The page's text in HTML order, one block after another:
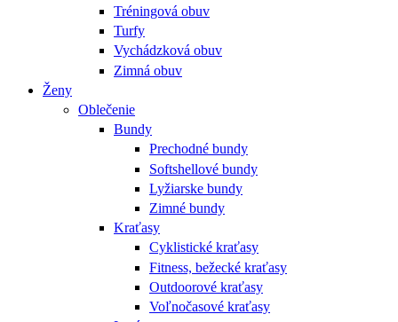
Tréningová obuv
Turfy
Vychádzková obuv
Zimná obuv
Ženy
Oblečenie
Bundy
Prechodné bundy
Softshellové bundy
Lyžiarske bundy
Zimné bundy
Kraťasy
Cyklistické kraťasy
Fitness, bežecké kraťasy
Outdoorové kraťasy
Voľnočasové kraťasy